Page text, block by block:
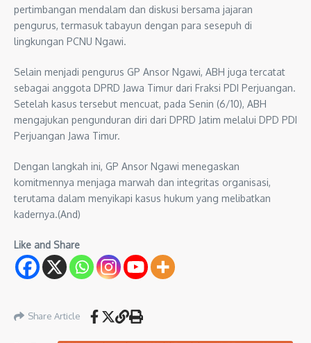
pertimbangan mendalam dan diskusi bersama jajaran
pengurus, termasuk tabayun dengan para sesepuh di
lingkungan PCNU Ngawi.
Selain menjadi pengurus GP Ansor Ngawi, ABH juga tercatat
sebagai anggota DPRD Jawa Timur dari Fraksi PDI Perjuangan.
Setelah kasus tersebut mencuat, pada Senin (6/10), ABH
mengajukan pengunduran diri dari DPRD Jatim melalui DPD PDI
Perjuangan Jawa Timur.
Dengan langkah ini, GP Ansor Ngawi menegaskan
komitmennya menjaga marwah dan integritas organisasi,
terutama dalam menyikapi kasus hukum yang melibatkan
kadernya.(And)
Like and Share
Share Article